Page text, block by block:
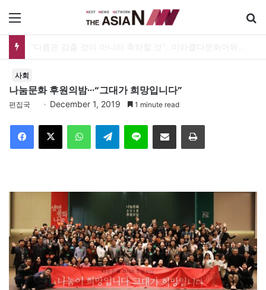
사회
나눔문화 후원의밤···“그대가 희망입니다”
편집국 December 1, 2019 1 minute read
Telegram 이메일